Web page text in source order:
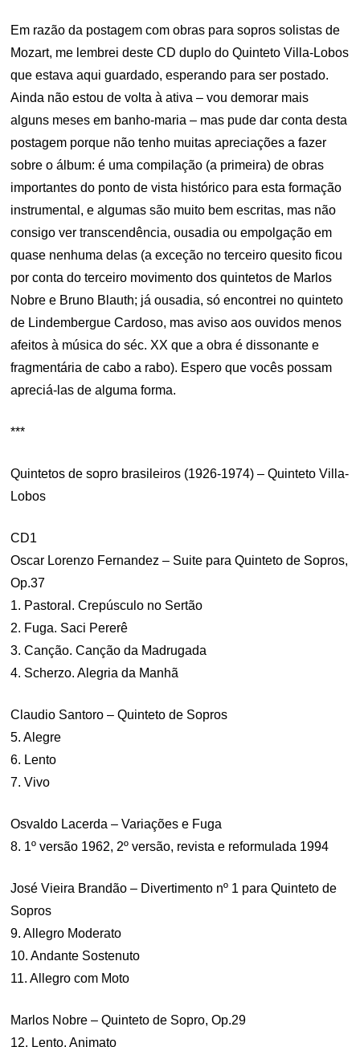
Em razão da postagem com obras para sopros solistas de
Mozart, me lembrei deste CD duplo do Quinteto Villa-Lobos
que estava aqui guardado, esperando para ser postado.
Ainda não estou de volta à ativa – vou demorar mais
alguns meses em banho-maria – mas pude dar conta desta
postagem porque não tenho muitas apreciações a fazer
sobre o álbum: é uma compilação (a primeira) de obras
importantes do ponto de vista histórico para esta formação
instrumental, e algumas são muito bem escritas, mas não
consigo ver transcendência, ousadia ou empolgação em
quase nenhuma delas (a exceção no terceiro quesito ficou
por conta do terceiro movimento dos quintetos de Marlos
Nobre e Bruno Blauth; já ousadia, só encontrei no quinteto
de Lindembergue Cardoso, mas aviso aos ouvidos menos
afeitos à música do séc. XX que a obra é dissonante e
fragmentária de cabo a rabo). Espero que vocês possam
apreciá-las de alguma forma.
***
Quintetos de sopro brasileiros (1926-1974) – Quinteto Villa-
Lobos
CD1
Oscar Lorenzo Fernandez – Suite para Quinteto de Sopros,
Op.37
1. Pastoral. Crepúsculo no Sertão
2. Fuga. Saci Pererê
3. Canção. Canção da Madrugada
4. Scherzo. Alegria da Manhã
Claudio Santoro – Quinteto de Sopros
5. Alegre
6. Lento
7. Vivo
Osvaldo Lacerda – Variações e Fuga
8. 1º versão 1962, 2º versão, revista e reformulada 1994
José Vieira Brandão – Divertimento nº 1 para Quinteto de
Sopros
9. Allegro Moderato
10. Andante Sostenuto
11. Allegro com Moto
Marlos Nobre – Quinteto de Sopro, Op.29
12. Lento. Animato